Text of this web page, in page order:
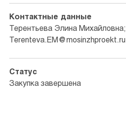
Контактные данные
Терентьева Элина Михайловна;
Terenteva.EM@mosinzhproekt.ru
Статус
Закупка завершена